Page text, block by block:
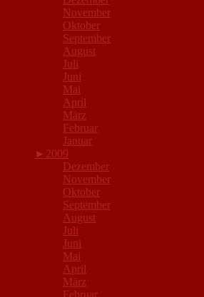
November
Oktober
September
August
Juli
Juni
Mai
April
März
Februar
Januar
► 2009
Dezember
November
Oktober
September
August
Juli
Juni
Mai
April
März